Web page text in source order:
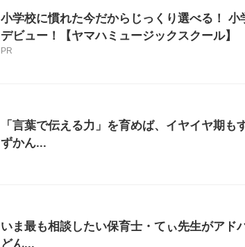
小学校に慣れた今だからじっくり選べる！ 小
デビュー！【ヤマハミュージックスクール】
PR
「言葉で伝える力」を育めば、イヤイヤ期
ずかん...
いま最も相談したい保育士・てぃ先生がアド
どん...